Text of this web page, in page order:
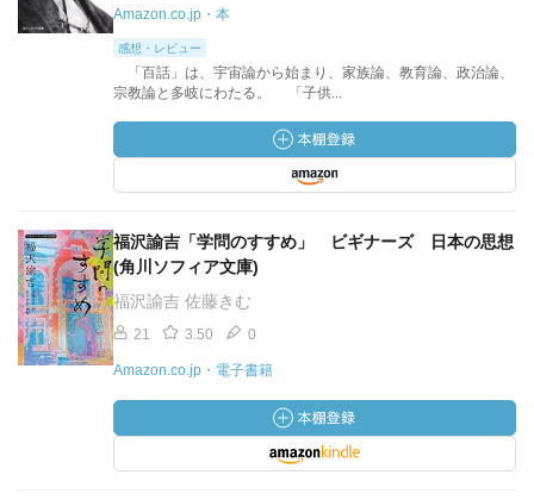
Amazon.co.jp・本
感想・レビュー
「百話」は、宇宙論から始まり、家族論、教育論、政治論、
宗教論と多岐にわたる。 「子供...
福沢諭吉「学問のすすめ」 ビギナーズ 日本の思想
(角川ソフィア文庫)
福沢諭吉 佐藤きむ
21 3.50 0
Amazon.co.jp・電子書籍